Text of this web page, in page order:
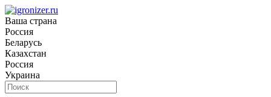
Ваша страна
Россия
Беларусь
Казахстан
Россия
Украина